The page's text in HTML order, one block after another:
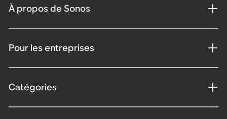
À propos de Sonos
Pour les entreprises
Catégories